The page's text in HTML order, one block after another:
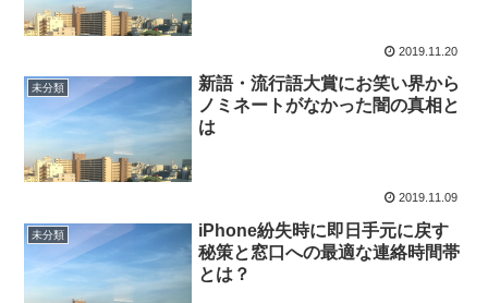
2019.11.20
未分類
新語・流行語大賞にお笑い界から
ノミネートがなかった闇の真相と
は
2019.11.09
未分類
iPhone紛失時に即日手元に戻す
秘策と窓口への最適な連絡時間帯
とは？